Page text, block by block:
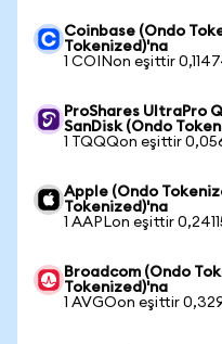
Coinbase (Ondo
Tokenized)'na
1 COINon eşittir
ProShares UltraPro
SanDisk (Ondo
1 TQQQon eşittir
Apple (Ondo
Tokenized)'na
1 AAPLon eşittir
Broadcom (Ondo
Tokenized)'na
1 AVGOon eşittir